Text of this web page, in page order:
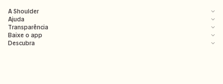
A Shoulder
Ajuda
Transparência
Baixe o app
Descubra